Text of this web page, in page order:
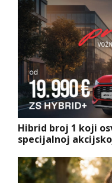
Hibrid broj 1 koji
specijalnoj